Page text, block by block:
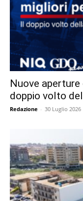
Nuove aperture
doppio volto
Redazione - 30 Luglio 2026